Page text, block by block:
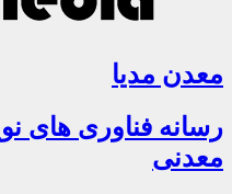
معدن مدیا
رسانه فناوری های
معدنی